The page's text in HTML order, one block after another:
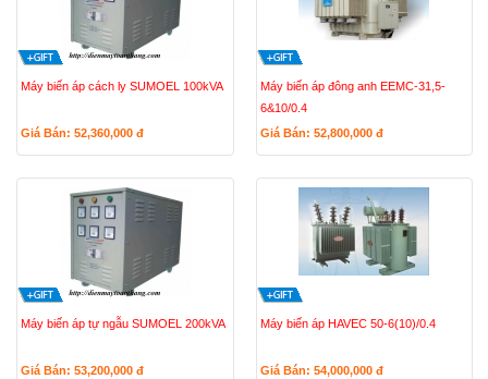
Máy biến áp cách ly SUMOEL 100kVA
Giá Bán: 52,360,000 đ
Máy biến áp đông anh EEMC-31,5-
6&10/0.4
Giá Bán: 52,800,000 đ
Máy biến áp tự ngẫu SUMOEL 200kVA
Giá Bán: 53,200,000 đ
Máy biến áp HAVEC 50-6(10)/0.4
Giá Bán: 54,000,000 đ